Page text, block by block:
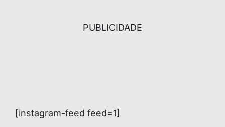
PUBLICIDADE
[instagram-feed feed=1]